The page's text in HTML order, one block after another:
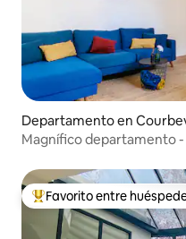
Departamento en
Magnífico departamento -
De los mejores en
Favorito entre